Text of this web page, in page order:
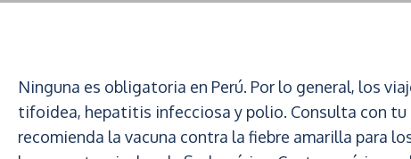
Ninguna es obligatoria en Perú. Por lo general, los
tifoidea, hepatitis infecciosa y polio. Consulta con tu
recomienda la vacuna contra la fiebre amarilla para